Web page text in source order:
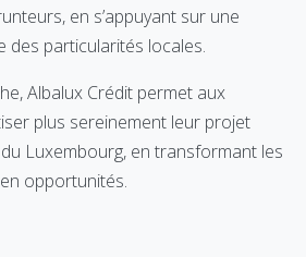
en s’appuyant sur une
des particularités locales.
Albalux Crédit permet aux
plus sereinement leur projet
Luxembourg, en transformant les
opportunités.